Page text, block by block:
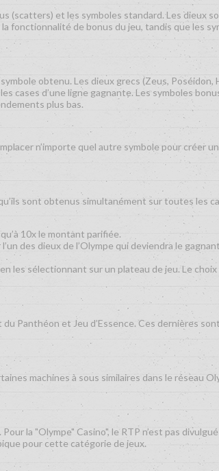
(scatters) et les symboles standard. Les dieux
fonctionnalité de bonus du jeu, tandis que les
obtenu. Les dieux grecs (Zeus,
cases d’une ligne gagnante. Les symboles
plus bas.
n’importe quel autre symbole pour créer
sont obtenus simultanément sur toutes les
10x le montant parifiée.
des dieux de l’Olympe qui deviendra le
les sélectionnant sur un plateau de jeu. Le
Panthéon et Jeu d’Essence. Ces dernières
machines à sous similaires dans le réseau
la "Olympe" Casino", le RTP n’est pas
pour cette catégorie de jeux.